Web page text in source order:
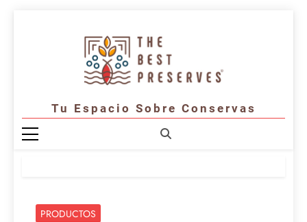
Tu Espacio Sobre Conservas
PRODUCTOS